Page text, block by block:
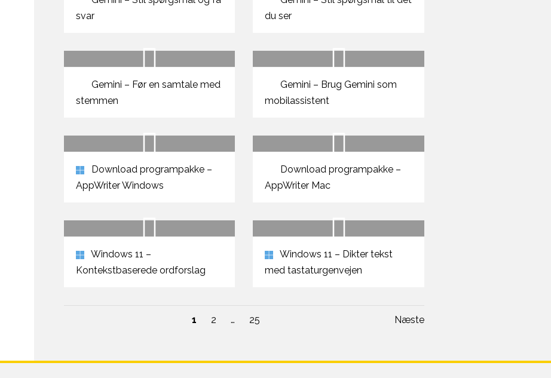
svar
du ser
Gemini – Før en samtale med
stemmen
Gemini – Brug Gemini som
mobilassistent
Download programpakke –
AppWriter Windows
Download programpakke –
AppWriter Mac
Windows 11 –
Kontekstbaserede ordforslag
Windows 11 – Dikter tekst
med tastaturgenvejen
1 2 … 25 Næste